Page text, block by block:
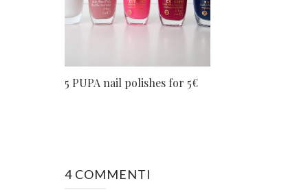
5 PUPA nail polishes for 5€
4 COMMENTI